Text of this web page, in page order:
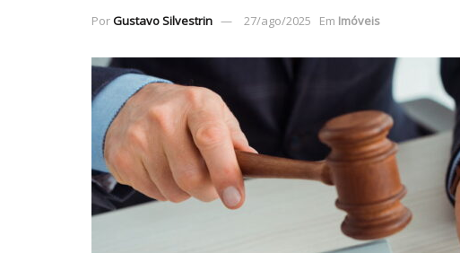
PorGustavo Silvestrin 27/ago/2025 Em Imóveis